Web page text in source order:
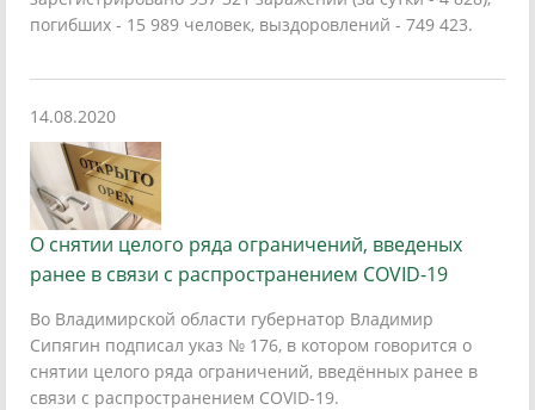
погибших - 15 989 человек, выздоровлений - 749 423.
14.08.2020
О снятии целого ряда ограничений, введеных
ранее в связи с распространением COVID-19
Во Владимирской области губернатор Владимир
Сипягин подписал указ № 176, в котором говорится о
снятии целого ряда ограничений, введённых ранее в
связи с распространением COVID-19.